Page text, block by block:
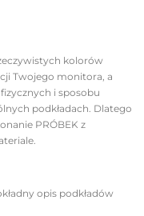
kolorów
Twojego monitora, a
i sposobu
podkładach. Dlatego
PRÓBEK z
opis podkładów